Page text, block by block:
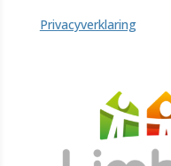
Privacyverklaring